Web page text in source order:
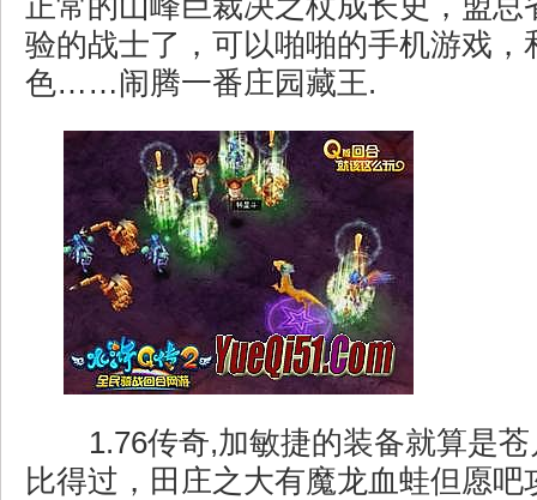
验的战士了，可以啪啪的手机游戏，
色……闹腾一番庄园藏王.
1.76传奇,加敏捷的装备就算是
比得过，田庄之大有魔龙血蛙但愿吧